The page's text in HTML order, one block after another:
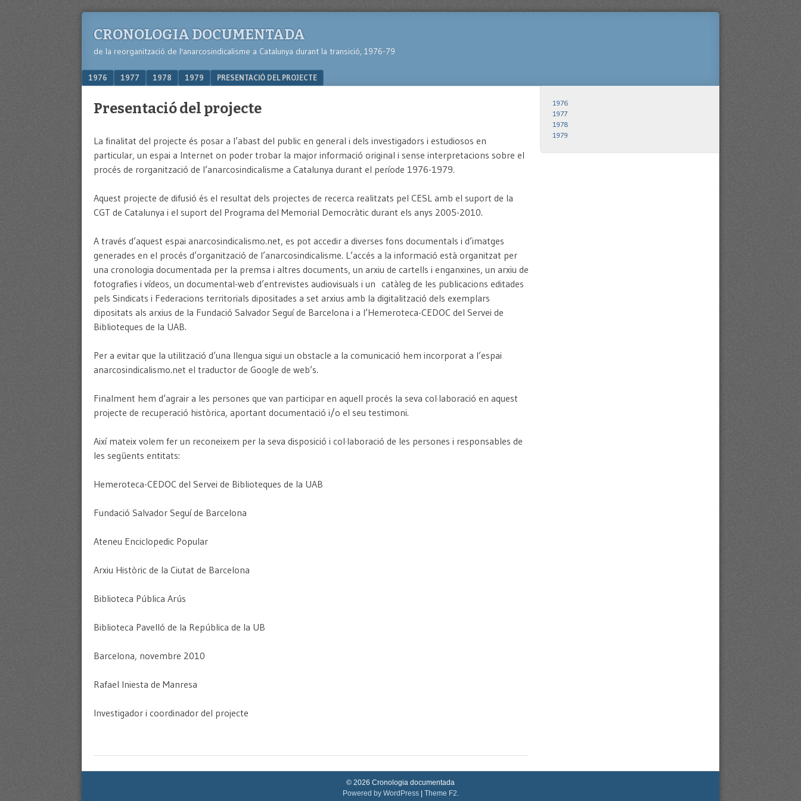
CRONOLOGIA DOCUMENTADA
de la reorganització de l'anarcosindicalisme a Catalunya durant la transició, 1976-79
Menu
SKIP TO CONTENT
1976 1977 1978 1979 PRESENTACIÓ DEL PROJECTE
Presentació del projecte
La finalitat del projecte és posar a l’abast del public en general i dels investigadors i estudiosos en
particular, un espai a Internet on poder trobar la major informació original i sense interpretacions sobre el
procés de rorganització de l’anarcosindicalisme a Catalunya durant el període 1976-1979.
Aquest projecte de difusió és el resultat dels projectes de recerca realitzats pel CESL amb el suport de la
CGT de Catalunya i el suport del Programa del Memorial Democràtic durant els anys 2005-2010.
A través d’aquest espai anarcosindicalismo.net, es pot accedir a diverses fons documentals i d’imatges
generades en el procés d’organització de l’anarcosindicalisme. L’accés a la informació està organitzat per
una cronologia documentada per la premsa i altres documents, un arxiu de cartells i enganxines, un arxiu de
fotografies i vídeos, un documental-web d’entrevistes audiovisuals i un catàleg de les publicacions editades
pels Sindicats i Federacions territorials dipositades a set arxius amb la digitalització dels exemplars
dipositats als arxius de la Fundació Salvador Seguí de Barcelona i a l’Hemeroteca-CEDOC del Servei de
Biblioteques de la UAB.
Per a evitar que la utilització d’una llengua sigui un obstacle a la comunicació hem incorporat a l’espai
anarcosindicalismo.net el traductor de Google de web’s.
Finalment hem d’agrair a les persones que van participar en aquell procés la seva col·laboració en aquest
projecte de recuperació històrica, aportant documentació i/o el seu testimoni.
Així mateix volem fer un reconeixem per la seva disposició i col·laboració de les persones i responsables de
les següents entitats:
Hemeroteca-CEDOC del Servei de Biblioteques de la UAB
Fundació Salvador Seguí de Barcelona
Ateneu Enciclopedic Popular
Arxiu Històric de la Ciutat de Barcelona
Biblioteca Pública Arús
Biblioteca Pavelló de la República de la UB
Barcelona, novembre 2010
Rafael Iniesta de Manresa
Investigador i coordinador del projecte
1976
1977
1978
1979
© 2026 Cronologia documentada
Powered by WordPress | Theme F2.